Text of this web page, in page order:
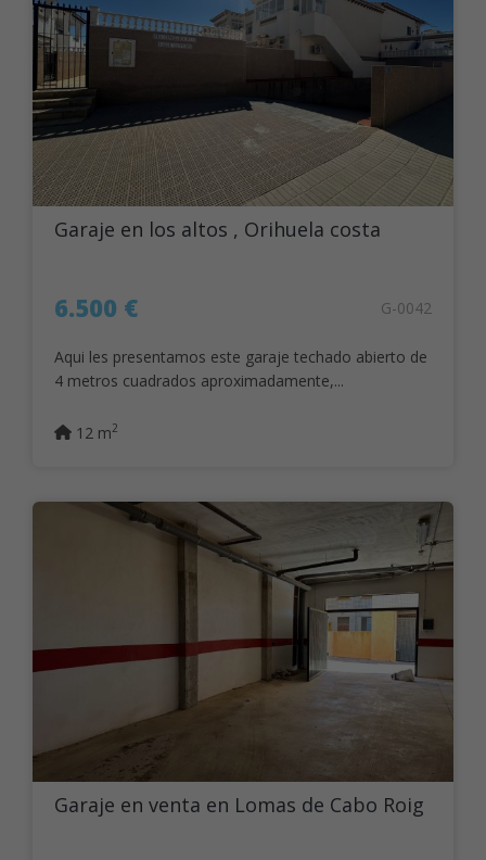
Garaje en los altos , Orihuela costa
6.500 € G-0042
Aqui les presentamos este garaje techado abierto de
4 metros cuadrados aproximadamente,...
12 m2
Garaje en venta en Lomas de Cabo Roig